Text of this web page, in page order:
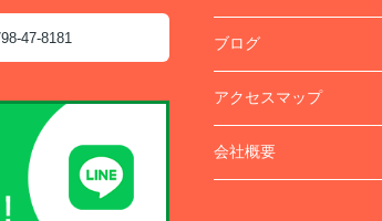
47-8181 ブログ
アクセスマップ
会社概要